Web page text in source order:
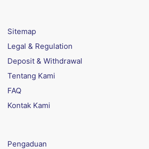
Sitemap
Legal & Regulation
Deposit & Withdrawal
Tentang Kami
FAQ
Kontak Kami
Pengaduan